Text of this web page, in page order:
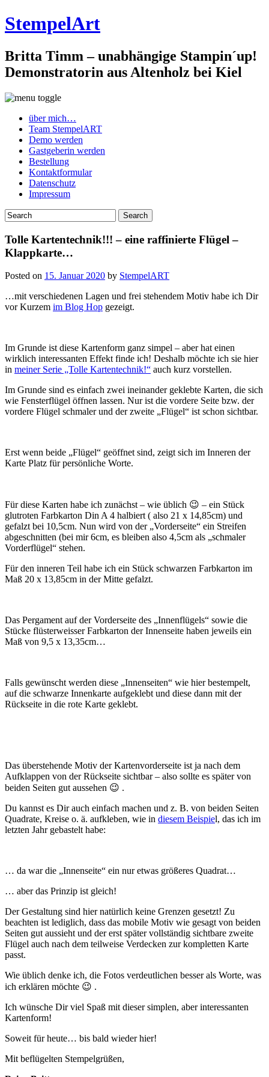
StempelArt
Britta Timm – unabhängige Stampin´up!
Demonstratorin aus Altenholz bei Kiel
über mich…
Team StempelART
Demo werden
Gastgeberin werden
Bestellung
Kontaktformular
Datenschutz
Impressum
Tolle Kartentechnik!!! – eine raffinierte Flügel –
Klappkarte…
Posted on 15. Januar 2020 by StempelART
…mit verschiedenen Lagen und frei stehendem Motiv habe ich Dir
vor Kurzem im Blog Hop gezeigt.
Im Grunde ist diese Kartenform ganz simpel – aber hat einen
wirklich interessanten Effekt finde ich! Deshalb möchte ich sie hier
in meiner Serie „Tolle Kartentechnik!“ auch kurz vorstellen.
Im Grunde sind es einfach zwei ineinander geklebte Karten, die sich
wie Fensterflügel öffnen lassen. Nur ist die vordere Seite bzw. der
vordere Flügel schmaler und der zweite „Flügel“ ist schon sichtbar.
Erst wenn beide „Flügel“ geöffnet sind, zeigt sich im Inneren der
Karte Platz für persönliche Worte.
Für diese Karten habe ich zunächst – wie üblich 😉 – ein Stück
glutroten Farbkarton Din A 4 halbiert ( also 21 x 14,85cm) und
gefalzt bei 10,5cm. Nun wird von der „Vorderseite“ ein Streifen
abgeschnitten (bei mir 6cm, es bleiben also 4,5cm als „schmaler
Vorderflügel“ stehen.
Für den inneren Teil habe ich ein Stück schwarzen Farbkarton im
Maß 20 x 13,85cm in der Mitte gefalzt.
Das Pergament auf der Vorderseite des „Innenflügels“ sowie die
Stücke flüsterweisser Farbkarton der Innenseite haben jeweils ein
Maß von 9,5 x 13,35cm…
Falls gewünscht werden diese „Innenseiten“ wie hier bestempelt,
auf die schwarze Innenkarte aufgeklebt und diese dann mit der
Rückseite in die rote Karte geklebt.
Das überstehende Motiv der Kartenvorderseite ist ja nach dem
Aufklappen von der Rückseite sichtbar – also sollte es später von
beiden Seiten gut aussehen 😉 .
Du kannst es Dir auch einfach machen und z. B. von beiden Seiten
Quadrate, Kreise o. ä. aufkleben, wie in diesem Beispiel, das ich im
letzten Jahr gebastelt habe:
… da war die „Innenseite“ ein nur etwas größeres Quadrat…
… aber das Prinzip ist gleich!
Der Gestaltung sind hier natürlich keine Grenzen gesetzt! Zu
beachten ist lediglich, dass das mobile Motiv wie gesagt von beiden
Seiten gut aussieht und der erst später vollständig sichtbare zweite
Flügel auch nach dem teilweise Verdecken zur kompletten Karte
passt.
Wie üblich denke ich, die Fotos verdeutlichen besser als Worte, was
ich erklären möchte 😉 .
Ich wünsche Dir viel Spaß mit dieser simplen, aber interessanten
Kartenform!
Soweit für heute… bis bald wieder hier!
Mit beflügelten Stempelgrüßen,